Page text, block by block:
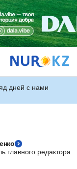
дней с нами
главного редактора